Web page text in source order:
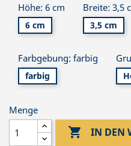
Höhe: 6 cm
6 cm
Breite: 3,5
3,5 cm
Farbgebung: farbig
farbig
Menge
 IN DEN